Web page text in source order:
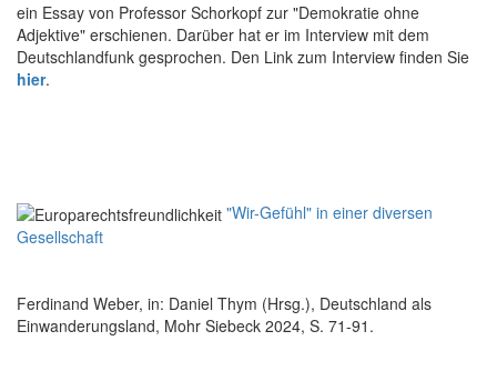
ein Essay von Professor Schorkopf zur "Demokratie ohne
Adjektive" erschienen. Darüber hat er im Interview mit dem
Deutschlandfunk gesprochen. Den Link zum Interview finden Sie
hier.
"Wir-Gefühl" in einer diversen
Gesellschaft
Ferdinand Weber, in: Daniel Thym (Hrsg.), Deutschland als
Einwanderungsland, Mohr Siebeck 2024, S. 71-91.